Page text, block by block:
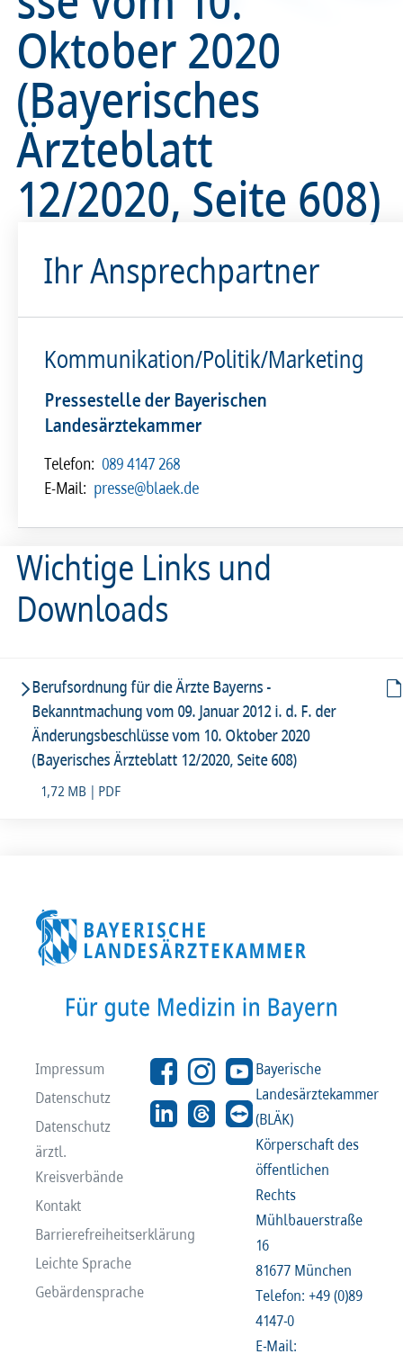
Oktober 2020
(Bayerisches
Ärzteblatt
12/2020, Seite 608)
Ihr Ansprechpartner
Kommunikation/Politik/Marketing
Pressestelle der Bayerischen
Landesärztekammer
Telefon: 089 4147 268
E-Mail: presse@blaek.de
Wichtige Links und
Downloads
Berufsordnung für die Ärzte Bayerns -
Bekanntmachung vom 09. Januar 2012 i. d. F. der
Änderungsbeschlüsse vom 10. Oktober 2020
(Bayerisches Ärzteblatt 12/2020, Seite 608)
1,72 MB | PDF
Impressum
Datenschutz
Datenschutz
ärztl.
Kreisverbände
Kontakt
Barrierefreiheitserklärung
Leichte Sprache
Gebärdensprache
Bayerische
Landesärztekammer
(BLÄK)
Körperschaft des
öffentlichen
Rechts
Mühlbauerstraße
16
81677 München
Telefon: +49 (0)89
4147-0
E-Mail: